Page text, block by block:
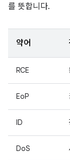
를 뜻합니다.
약어
RCE
EoP
ID
DoS